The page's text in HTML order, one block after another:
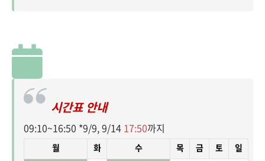
시간표 안내
09:10~16:50 *9/9, 9/14 17:50까지
월 화 수 목 금 토 일